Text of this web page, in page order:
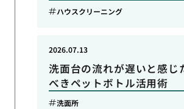
ハウスクリーニング
洗面台の流れが遅いと感じ
べきペットボトル活用術
2026.07.13
洗面所